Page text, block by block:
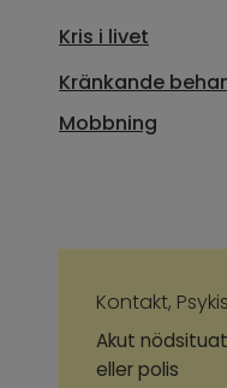
Kris i livet
Kränkande
Mobbning
Kontakt,
Akut
eller polis